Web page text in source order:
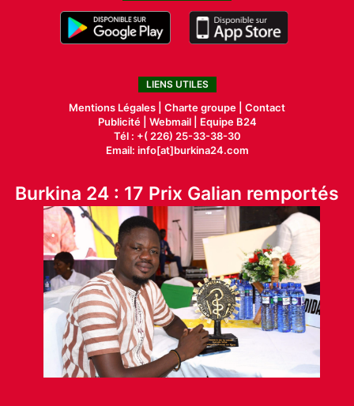
LIENS UTILES
Mentions Légales | Charte groupe | Contact
Publicité| Webmail |
Equipe B24
Tél : +( 226) 25-33-38-30
Email: info[at]burkina24.com
Burkina 24 : 17 Prix Galian remportés